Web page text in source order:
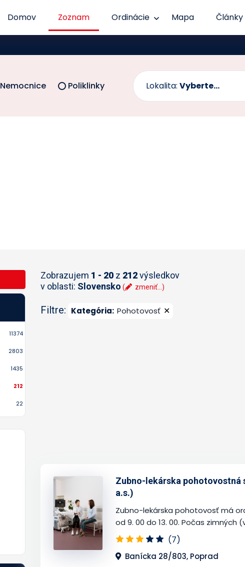
Domov Zoznam Ordinácie Mapa Články
Nemocnice Poliklinky Lokalita: Vyberte...
11374
2803
1435
212
22
Zobrazujem 1 - 20 z 212výsledkov
v oblasti: Slovensko ( zmeniť...)
Filtre: Kategória: Pohotovosť ✕
Zubno-lekárska pohotovostná
a.s.)
Zubno-lekárska pohotovosť má
od 9. 00 do 13. 00. Počas zimných
(7)
Banícka 28/803, Poprad